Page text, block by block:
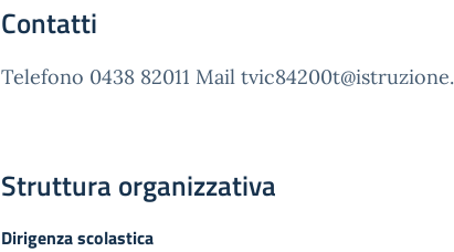
Contatti
Telefono 0438 82011 Mail
Struttura organizzativa
Dirigenza scolastica